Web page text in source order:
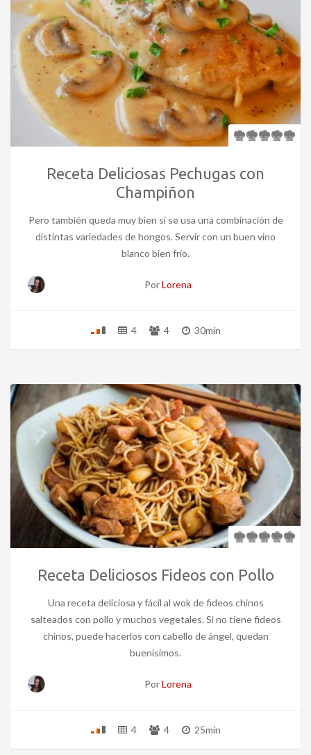
Receta Deliciosas Pechugas con
Champiñon
Pero también queda muy bien si se usa una combinación de
distintas variedades de hongos. Servir con un buen vino
blanco bien frío.
PorLorena
4 4 30min
Receta Deliciosos Fideos con Pollo
Una receta deliciosa y fácil al wok de fideos chinos
salteados con pollo y muchos vegetales. Si no tiene fideos
chinos, puede hacerlos con cabello de ángel, quedan
buenísimos.
PorLorena
4 4 25min